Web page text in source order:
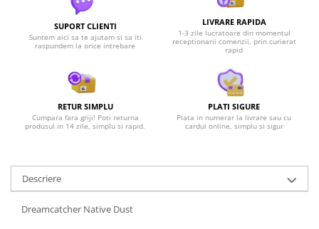
SUPORT CLIENTI
Suntem aici sa te ajutam si sa iti
raspundem la orice intrebare
LIVRARE RAPIDA
1-3 zile lucratoare din momentul
receptionarii comenzii, prin curierat
rapid
RETUR SIMPLU
Cumpara fara griji! Poti returna
produsul in 14 zile, simplu si rapid.
PLATI SIGURE
Plata in numerar la livrare sau cu
cardul online, simplu si sigur
Descriere
Dreamcatcher Native Dust